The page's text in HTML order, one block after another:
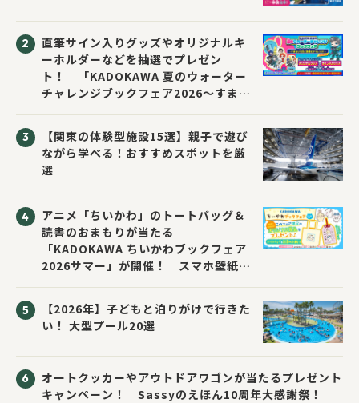
直筆サイン入りグッズやオリジナルキ
ーホルダーなどを抽選でプレゼン
ト！ 「KADOKAWA 夏のウォーター
チャレンジブックフェア2026～すまな
【関東の体験型施設15選】親子で遊び
ながら学べる！おすすめスポットを厳
選
アニメ「ちいかわ」のトートバッグ＆
読書のおまもりが当たる
「KADOKAWA ちいかわブックフェア
2026サマー」が開催！ スマホ壁紙は
【2026年】子どもと泊りがけで行きた
い！ 大型プール20選
オートクッカーやアウトドアワゴンが当たるプレゼント
キャンペーン！ Sassyのえほん10周年大感謝祭！